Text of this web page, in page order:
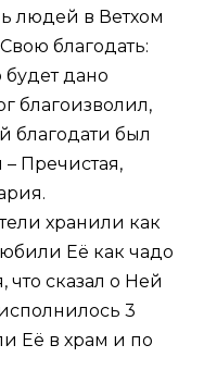
людей в Ветхом
благодать:
дано
благоизволил,
благодати был
Пречистая,
хранили как
Её как чадо
что сказал о Ней
3
Её в храм и по